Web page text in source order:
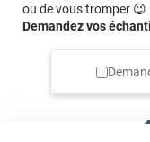
ou de vous tromper 😉
Demandez vos